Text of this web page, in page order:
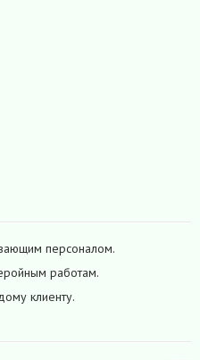
персоналом.
работам.
клиенту.